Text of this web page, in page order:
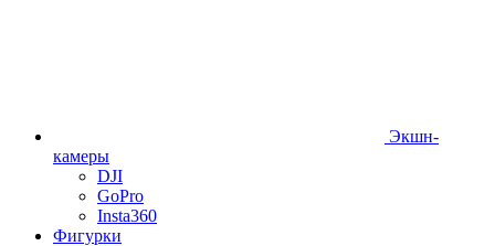
Экшн-
камеры
DJI
GoPro
Insta360
Фигурки